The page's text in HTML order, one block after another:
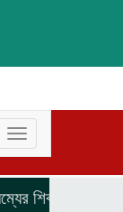
Toggle
navigation
শিকার:-